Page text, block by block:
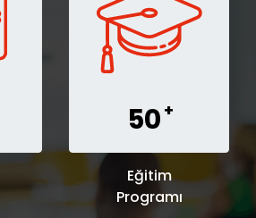
50 +
Eğitim
Programı